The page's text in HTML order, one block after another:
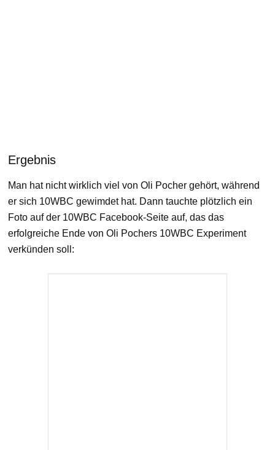
Ergebnis
Man hat nicht wirklich viel von Oli Pocher gehört, während
er sich 10WBC gewimdet hat. Dann tauchte plötzlich ein
Foto auf der 10WBC Facebook-Seite auf, das das
erfolgreiche Ende von Oli Pochers 10WBC Experiment
verkünden soll: